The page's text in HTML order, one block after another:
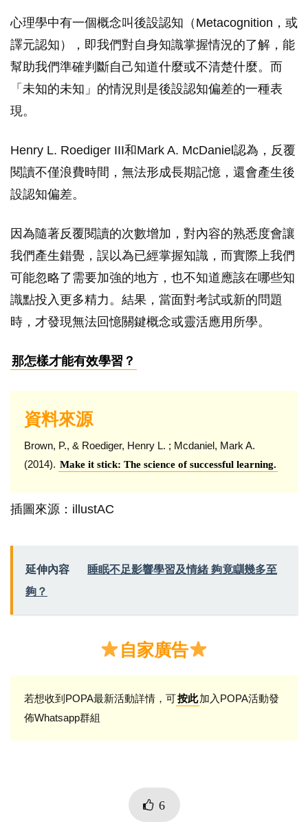
心理學中有一個概念叫後設認知（Metacognition，或
譯元認知），即我們對自身知識掌握情況的了解，能
幫助我們準確判斷自己知道什麼或不清楚什麼。而
「未知的未知」的情況則是後設認知偏差的一種表
現。
Henry L. Roediger III和Mark A. McDaniel認為，反覆
閱讀不僅浪費時間，無法形成長期記憶，還會產生後
設認知偏差。
因為隨著反覆閱讀的次數增加，對內容的熟悉度會讓
我們產生錯覺，誤以為已經掌握知識，而實際上我們
可能忽略了需要加強的地方，也不知道應該在哪些知
識點投入更多精力。結果，當面對考試或新的問題
時，才發現無法回憶關鍵概念或靈活應用所學。
那怎樣才能有效學習？
資料來源
Brown, P., & Roediger, Henry L. ; Mcdaniel, Mark A.
(2014). Make it stick: The science of successful learning.
插圖來源：illustAC
延伸內容
睡眠不足影響學習及情緒 夠竟瞓幾多至
夠？
自家廣告
若想收到POPA最新活動詳情，可按此加入POPA活動發
佈Whatsapp群組
6